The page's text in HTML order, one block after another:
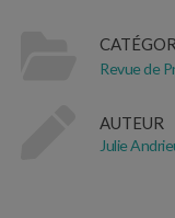
Revue de
AUTEUR
Julie